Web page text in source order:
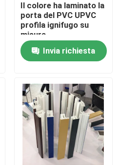
Il colore ha laminato la
porta del PVC UPVC
profila ignifugo su
misura
Invia richiesta